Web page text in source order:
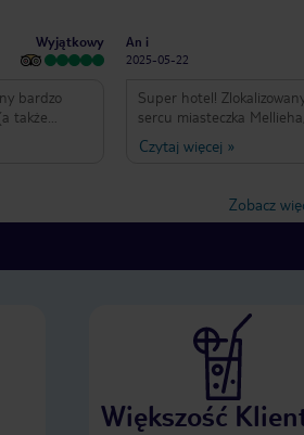
Wyjątkowy
bardzo
także
ale
Obsługa
kilku
różnych
basen),
An i
2025-05-22
Super hotel!
sercu miasteczka
dyspozycji ma kilka
bardzo dobrym jedzeniem,
siłownia, sauna, jacuzzi,
pewnością znajdzie
bufetu, duży wybór.
Czytaj więcej »
Zobacz
Większość